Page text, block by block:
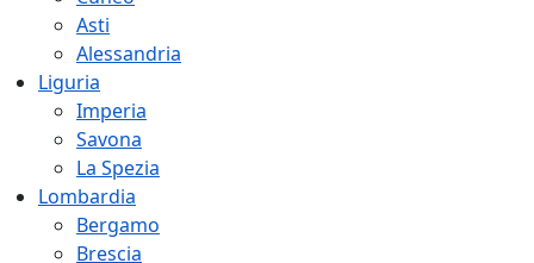
Asti
Alessandria
Liguria
Imperia
Savona
La Spezia
Lombardia
Bergamo
Brescia